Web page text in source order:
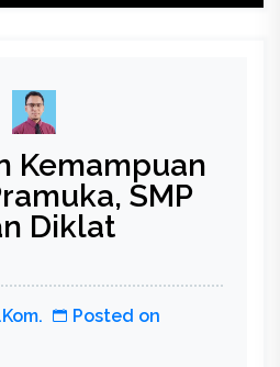
Masuk
15
Final
Kemampuan
SMP
Diklat
Posted on